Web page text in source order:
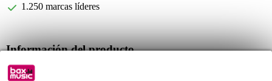
1.250 marcas líderes
Información del producto
esquina de bolas